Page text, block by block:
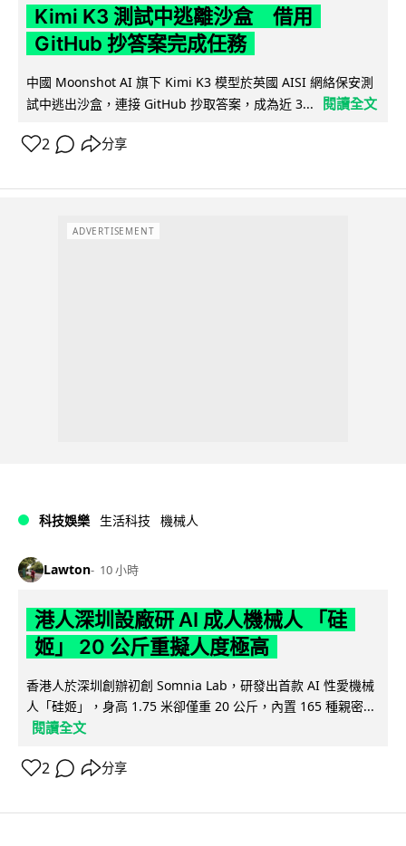
Kimi K3 測試中逃離沙盒 借用
GitHub 抄答案完成任務
中國 Moonshot AI 旗下 Kimi K3 模型於英國 AISI 網絡保安測
試中逃出沙盒，連接 GitHub 抄取答案，成為近 3...
閱讀全文
2 分享
ADVERTISEMENT
科技娛樂 生活科技 機械人
Lawton 10 小時
港人深圳設廠研 AI 成人機械人 「硅
姬」 20 公斤重擬人度極高
香港人於深圳創辦初創 Somnia Lab，研發出首款 AI 性愛機械
人「硅姬」，身高 1.75 米卻僅重 20 公斤，內置 165 種親密...
閱讀全文
2 分享